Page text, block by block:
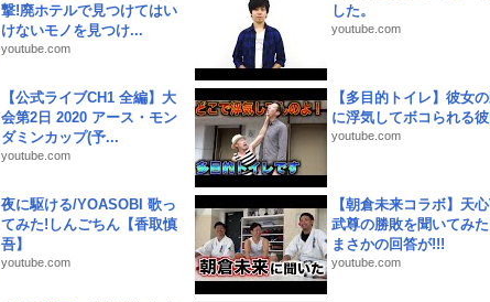
撃!廃ホテルで見つけてはい
けないモノを見つけ...
youtube.com
した。
youtube.com
【公式ライブCH1 全編】大
会第2日 2020 アース・モン
ダミンカップ(予...
youtube.com
【多目的トイレ】彼女
に浮気してボコられる
youtube.com
夜に駆ける/YOASOBI 歌っ
てみた!しんごちん【香取慎
吾】
youtube.com
【朝倉未来コラボ】天
武尊の勝敗を聞いてみた
まさかの回答が!!!
youtube.com